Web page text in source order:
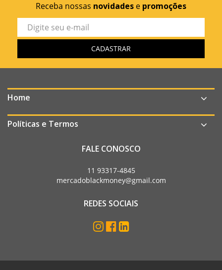
Receba nossas novidades e promoções
Home
Políticas e Termos
FALE CONOSCO
11 93317-4845
mercadoblackmoney@gmail.com
REDES SOCIAIS